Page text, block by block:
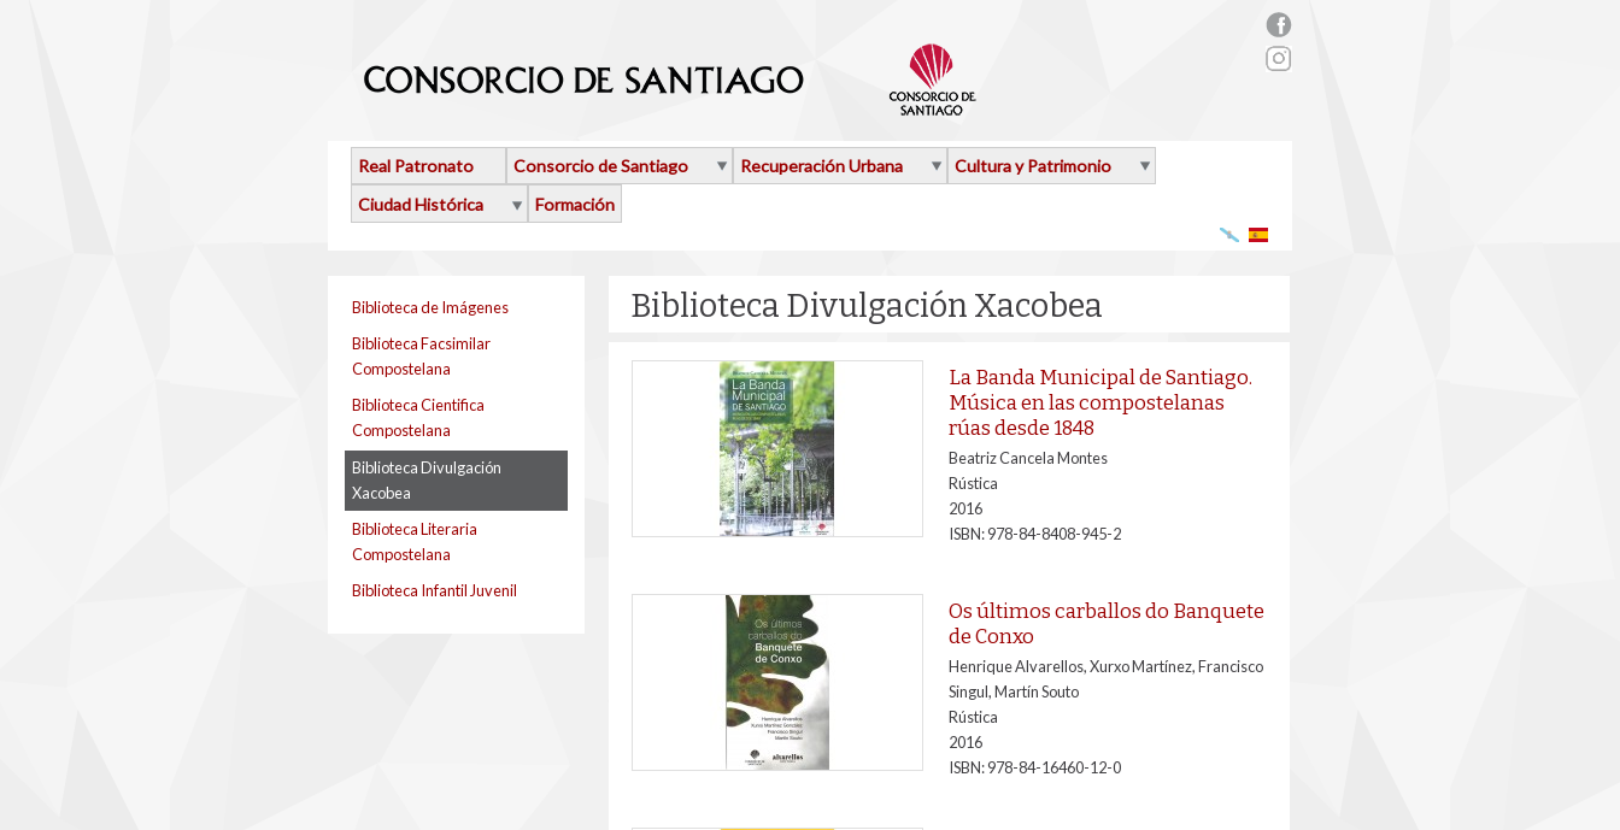
rs_facebook.png
Real Patronato Consorcio de Santiago Recuperación Urbana
Cultura y Patrimonio
Ciudad Histórica
Formación
Biblioteca de Imágenes
Biblioteca Facsimilar
Compostelana
Biblioteca Cientifica
Compostelana
Biblioteca Divulgación
Xacobea
Biblioteca Literaria
Compostelana
Biblioteca Infantil Juvenil
Biblioteca Divulgación Xacobea
La Banda Municipal de Santiago.
Música en las compostelanas
rúas desde 1848
Beatriz Cancela Montes
Rústica
2016
ISBN:978-84-8408-945-2
Os últimos carballos do Banquete
de Conxo
Henrique Alvarellos, Xurxo Martínez, Francisco
Singul, Martín Souto
Rústica
2016
ISBN:978-84-16460-12-0